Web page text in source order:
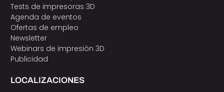
Tests de impresoras 3D
Agenda de eventos
Ofertas de empleo
Newsletter
Webinars de impresión 3D
Publicidad
LOCALIZACIONES